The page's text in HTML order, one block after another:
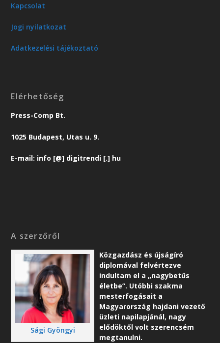
Kapcsolat
Jogi nyilatkozat
Adatkezelési tájékoztató
Elérhetőség
Press-Comp Bt.
1025 Budapest, Utas u. 9.
E-mail: info [@] digitrendi [.] hu
A szerzőről
Sági Gyöngyi
Közgazdász és újságíró
diplomával felvértezve
indultam el a „nagybetűs
életbe”. Utóbbi szakma
mesterfogásait a
Magyarország hajdani vezető
üzleti napilapjánál, nagy
elődöktől volt szerencsém
megtanulni.